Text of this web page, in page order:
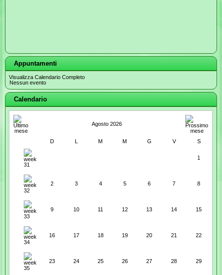
Appuntamenti
Visualizza Calendario Completo
Nessun evento
Calendario
Agosto 2026
D L M M G V S
1
2 3 4 5 6 7 8
9 10 11 12 13 14 15
16 17 18 19 20 21 22
23 24 25 26 27 28 29